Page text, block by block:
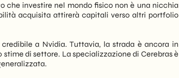
che investire nel mondo fisico non è una nicchia
acquisita attirerà capitali verso altri portfolio
a Nvidia. Tuttavia, la strada è ancora in
di settore. La specializzazione di Cerebras è